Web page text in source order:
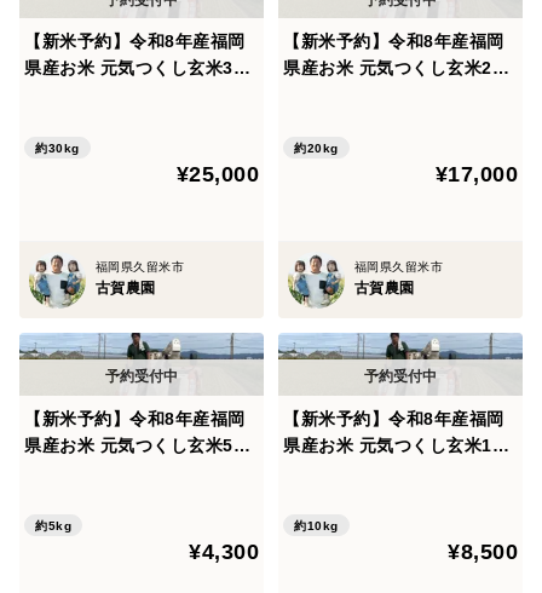
【新米予約】令和8年産福岡
県産お米 元気つくし玄米30k
約30kg
¥25,000
福岡県久留米市
古賀農園
【新米予約】令和8年産福岡
県産お米 元気つくし玄米20k
約20kg
¥17,000
福岡県久留米市
古賀農園
【新米予約】令和8年産福岡
県産お米 元気つくし玄米5kg
約5kg
¥4,300
【新米予約】令和8年産福岡
県産お米 元気つくし玄米10k
約10kg
¥8,500